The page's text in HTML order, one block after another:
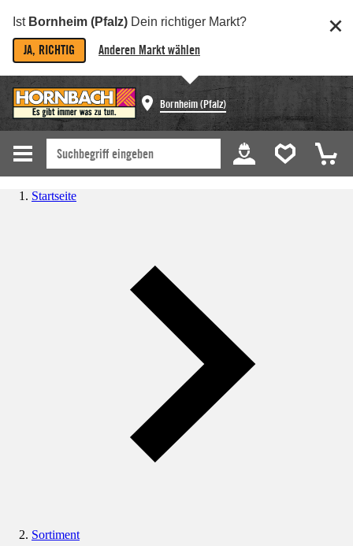
Ist Bornheim (Pfalz) Dein richtiger Markt?
JA, RICHTIG Anderen Markt wählen
Bornheim (Pfalz)
Startseite
Sortiment